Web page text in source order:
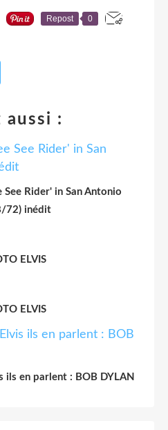
Repost 0
aussi :
See Rider' in San Antonio
72) inédit
ELVIS
ELVIS
ils en parlent : BOB DYLAN